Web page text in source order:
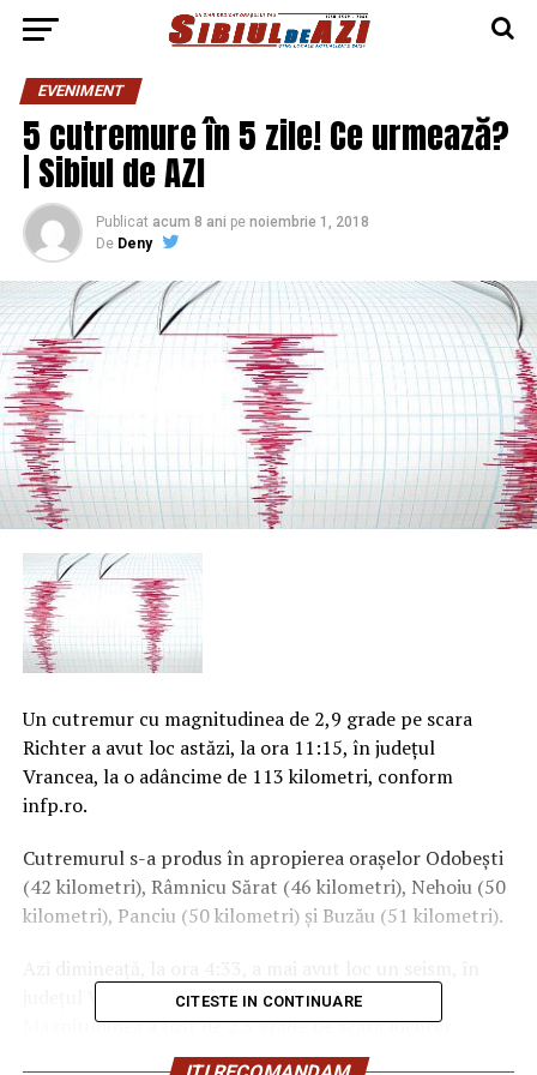
EVENIMENT
5 cutremure în 5 zile! Ce urmează?
| Sibiul de AZI
Publicat acum 8 ani pe noiembrie 1, 2018
De Deny
Un cutremur cu magnitudinea de 2,9 grade pe scara
Richter a avut loc astăzi, la ora 11:15, în judeţul
Vrancea, la o adâncime de 113 kilometri, conform
infp.ro.
Cutremurul s-a produs în apropierea oraşelor Odobeşti
(42 kilometri), Râmnicu Sărat (46 kilometri), Nehoiu (50
kilometri), Panciu (50 kilometri) şi Buzău (51 kilometri).
judeţul Vaslui, la o adâncime de 4 kilometri.
Magnitudinea a fost de 2.5 grade pe scara Richter.
CITESTE IN CONTINUARE